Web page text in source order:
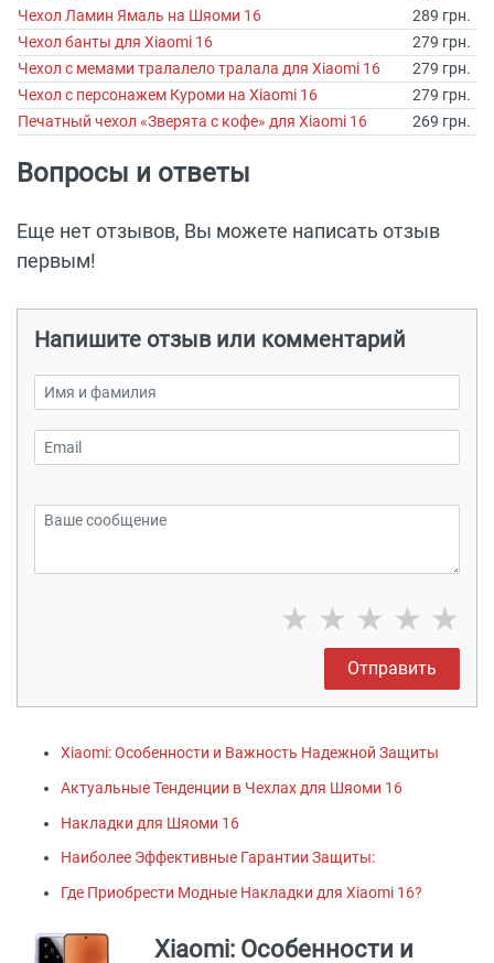
Чехол Ламин Ямаль на Шяоми 16
289 грн.
Чехол банты для Xiaomi 16
279 грн.
Чехол с мемами тралалело тралала для Xiaomi 16
279 грн.
Чехол с персонажем Куроми на Xiaomi 16
279 грн.
Печатный чехол «Зверята с кофе» для Xiaomi 16
269 грн.
Вопросы и ответы
Еще нет отзывов, Вы можете написать отзыв
первым!
Напишите отзыв или комментарий
★ ★ ★ ★ ★
Отправить
Xiaomi: Особенности и Важность Надежной Защиты
Актуальные Тенденции в Чехлах для Шяоми 16
Накладки для Шяоми 16
Наиболее Эффективныe Гарантии Защиты:
Где Приобрести Модные Накладки для Xiaomi 16?
Xiaomi: Особенности и